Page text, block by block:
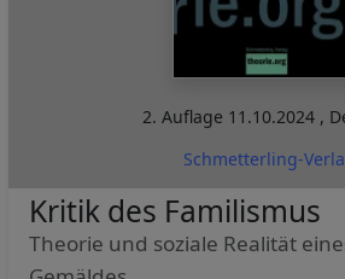
2. Auflage 11.10.2024 ,
Schmetterling-
Kritik des Familismus
Theorie und soziale Realität